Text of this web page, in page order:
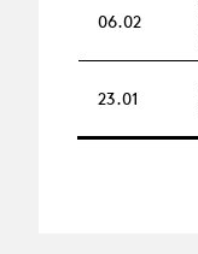
06.02
23.01